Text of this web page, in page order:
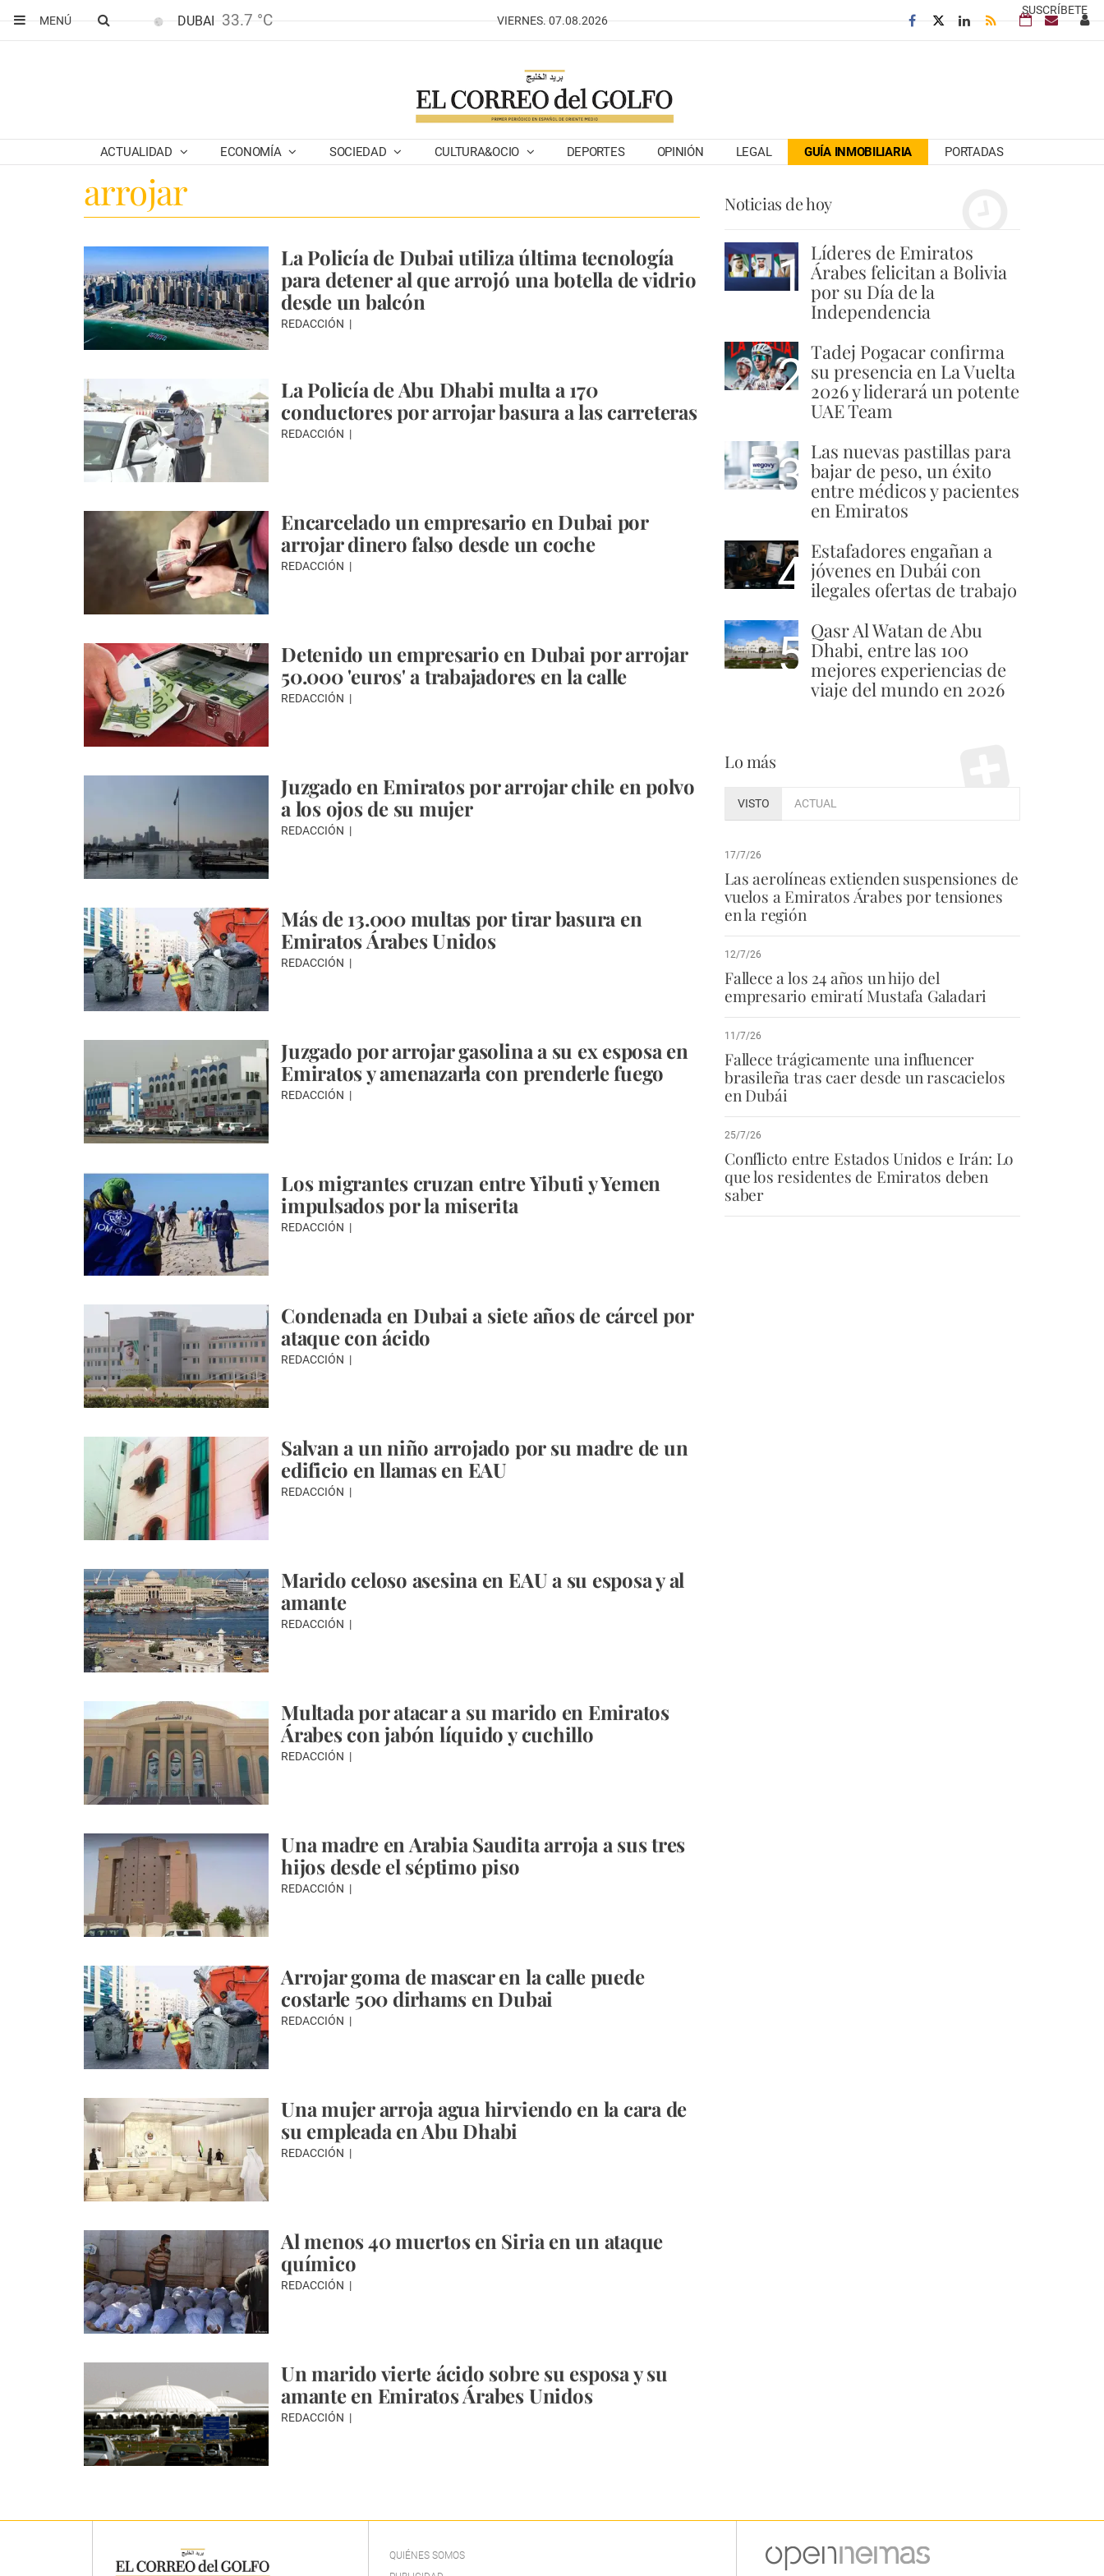
SUSCRÍBETE
MENÚ
DUBAI 33.7 °C VIERNES. 07.08.2026
ACTUALIDAD ECONOMÍA SOCIEDAD CULTURA&OCIO DEPORTES OPINIÓN LEGAL GUÍA INMOBILIARIA PORTADAS
arrojar
La Policía de Dubai utiliza última tecnología
para detener al que arrojó una botella de vidrio
desde un balcón
REDACCIÓN
La Policía de Abu Dhabi multa a 170
conductores por arrojar basura a las carreteras
REDACCIÓN
Encarcelado un empresario en Dubai por
arrojar dinero falso desde un coche
REDACCIÓN
Detenido un empresario en Dubai por arrojar
50.000 'euros' a trabajadores en la calle
REDACCIÓN
Juzgado en Emiratos por arrojar chile en polvo
a los ojos de su mujer
REDACCIÓN
Más de 13.000 multas por tirar basura en
Emiratos Árabes Unidos
REDACCIÓN
Juzgado por arrojar gasolina a su ex esposa en
Emiratos y amenazarla con prenderle fuego
REDACCIÓN
Los migrantes cruzan entre Yibuti y Yemen
impulsados por la miserita
REDACCIÓN
Condenada en Dubai a siete años de cárcel por
ataque con ácido
REDACCIÓN
Salvan a un niño arrojado por su madre de un
edificio en llamas en EAU
REDACCIÓN
Marido celoso asesina en EAU a su esposa y al
amante
REDACCIÓN
Multada por atacar a su marido en Emiratos
Árabes con jabón líquido y cuchillo
REDACCIÓN
Una madre en Arabia Saudita arroja a sus tres
hijos desde el séptimo piso
REDACCIÓN
Arrojar goma de mascar en la calle puede
costarle 500 dirhams en Dubai
REDACCIÓN
Una mujer arroja agua hirviendo en la cara de
su empleada en Abu Dhabi
REDACCIÓN
Al menos 40 muertos en Siria en un ataque
químico
REDACCIÓN
Un marido vierte ácido sobre su esposa y su
amante en Emiratos Árabes Unidos
REDACCIÓN
Noticias de hoy
1 Líderes de Emiratos
Árabes felicitan a Bolivia
por su Día de la
Independencia
2 Tadej Pogacar confirma
su presencia en La Vuelta
2026 y liderará un potente
UAE Team
3 Las nuevas pastillas para
bajar de peso, un éxito
entre médicos y pacientes
en Emiratos
4 Estafadores engañan a
jóvenes en Dubái con
ilegales ofertas de trabajo
5 Qasr Al Watan de Abu
Dhabi, entre las 100
mejores experiencias de
viaje del mundo en 2026
Lo más
VISTO ACTUAL
17/7/26
Las aerolíneas extienden suspensiones de
vuelos a Emiratos Árabes por tensiones
en la región
12/7/26
Fallece a los 24 años un hijo del
empresario emiratí Mustafa Galadari
11/7/26
Fallece trágicamente una influencer
brasileña tras caer desde un rascacielos
en Dubái
25/7/26
Conflicto entre Estados Unidos e Irán: Lo
que los residentes de Emiratos deben
saber
QUIÉNES SOMOS